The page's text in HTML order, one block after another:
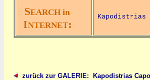
SEARCH in
INTERNET:
Kapodistrias
zurück zur GALERIE: Kapodistrias